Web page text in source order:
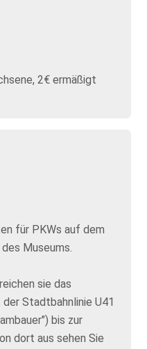
2€ ermäßigt
für PKWs auf dem
Museums.
sie das
Stadtbahnlinie U41
bis zur
dort aus sehen Sie